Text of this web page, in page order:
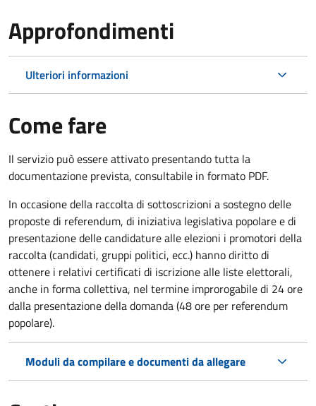
Approfondimenti
Ulteriori informazioni
Come fare
Il servizio può essere attivato presentando tutta la
documentazione prevista, consultabile in formato PDF.
In occasione della raccolta di sottoscrizioni a sostegno delle
proposte di referendum, di iniziativa legislativa popolare e di
presentazione delle candidature alle elezioni i promotori della
raccolta (candidati, gruppi politici, ecc.) hanno diritto di
ottenere i relativi certificati di iscrizione alle liste elettorali,
anche in forma collettiva, nel termine improrogabile di 24 ore
dalla presentazione della domanda (48 ore per referendum
popolare).
Moduli da compilare e documenti da allegare